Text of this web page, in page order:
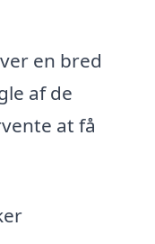
en bred
af de
at få